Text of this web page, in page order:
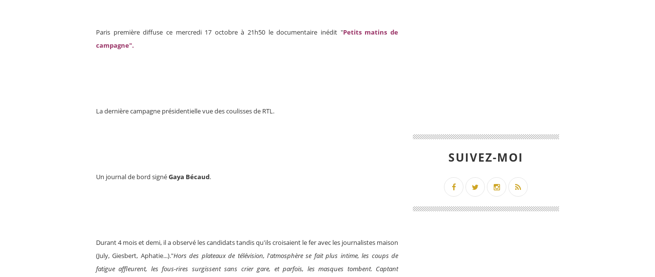
Paris première diffuse ce mercredi 17 octobre à 21h50 le documentaire inédit "Petits matins de
campagne".
La dernière campagne présidentielle vue des coulisses de RTL.
Un journal de bord signéGaya Bécaud.
Durant 4 mois et demi, il a observé les candidats tandis qu'ils croisaient le fer avec les journalistes maison
(July, Giesbert, Aphatie...)."Hors des plateaux de télévision, l'atmosphère se fait plus intime, les coups de
fatigue affleurent, les fous-rires surgissent sans crier gare, et parfois, les masques tombent. Captant
SUIVEZ-MOI